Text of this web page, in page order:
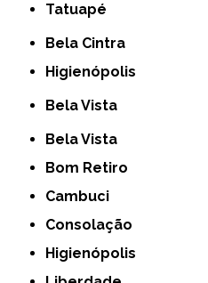
Tatuapé
Bela Cintra
Higienópolis
Bela Vista
Bela Vista
Bom Retiro
Cambuci
Consolação
Higienópolis